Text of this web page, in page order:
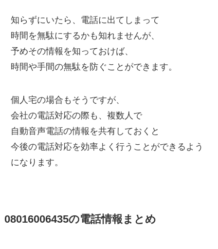
知らずにいたら、電話に出てしまって
時間を無駄にするかも知れませんが、
予めその情報を知っておけば、
時間や手間の無駄を防ぐことができます。
個人宅の場合もそうですが、
会社の電話対応の際も、複数人で
自動音声電話の情報を共有しておくと
今後の電話対応を効率よく行うことができるよう
になります。
08016006435の電話情報まとめ